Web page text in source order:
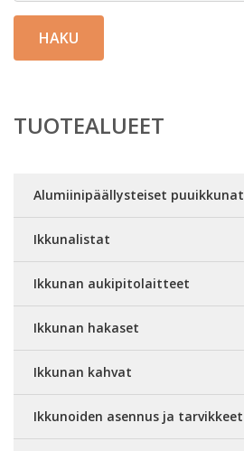
HAKU
TUOTEALUEET
Alumiinipäällysteiset puuikkunat
Ikkunalistat
Ikkunan aukipitolaitteet
Ikkunan hakaset
Ikkunan kahvat
Ikkunoiden asennus ja tarvikkeet